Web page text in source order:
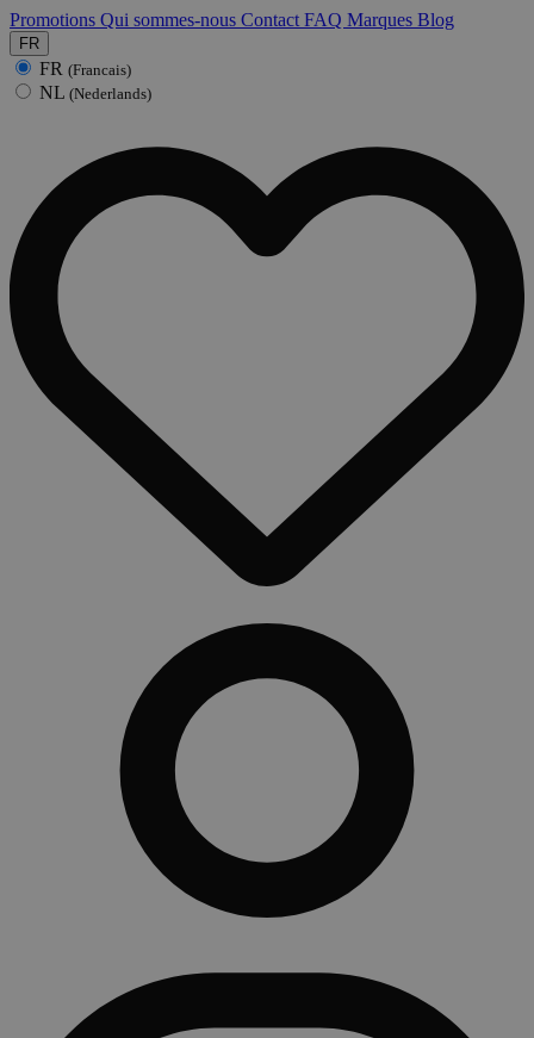
Promotions Qui sommes-nous Contact FAQ Marques Blog
FR
FR (Francais)
NL (Nederlands)